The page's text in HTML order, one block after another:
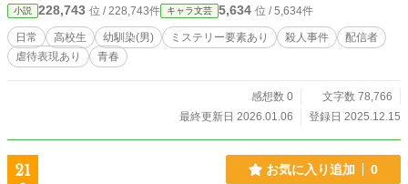
小説 228,743 位 / 228,743件 キャラ文芸 5,634 位 / 5,634件
日常 高校生 幼馴染(男) ミステリー要素あり 殺人事件
配信者
虐待表現あり
青春
感想数 0
文字数 78,766
最終更新日 2026.01.06
登録日 2025.12.15
21 お気に入り追加 0